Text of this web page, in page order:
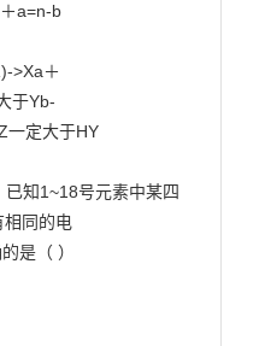
a=n-b
>Xa＋
于Yb-
一定大于HY
知1~18号元素中某四
相同的电
是（ ）